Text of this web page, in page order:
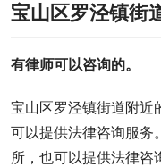
宝山区罗泾镇街
有律师可以咨询的。
宝山区罗泾镇街道附近
可以提供法律咨询服务
所，也可以提供法律咨